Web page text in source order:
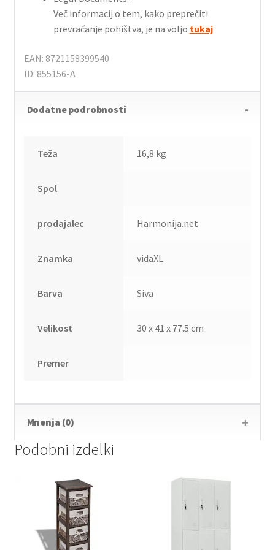
Več informacij o tem, kako preprečiti
prevračanje pohištva, je na voljo tukaj
EAN: 8721158399540
ID: 855156-A
Dodatne podrobnosti
Teža 16,8 kg
Spol
prodajalec Harmonija.net
Znamka vidaXL
Barva Siva
Velikost 30 x 41 x 77.5 cm
Premer
Mnenja (0)
Podobni izdelki